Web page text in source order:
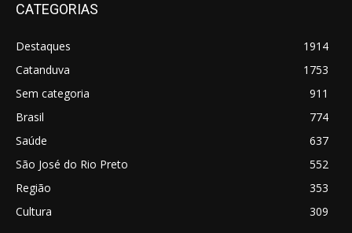
CATEGORIAS
Destaques
1914
Catanduva
1753
Sem categoria
911
Brasil
774
Saúde
637
São José do Rio Preto
552
Região
353
Cultura
309